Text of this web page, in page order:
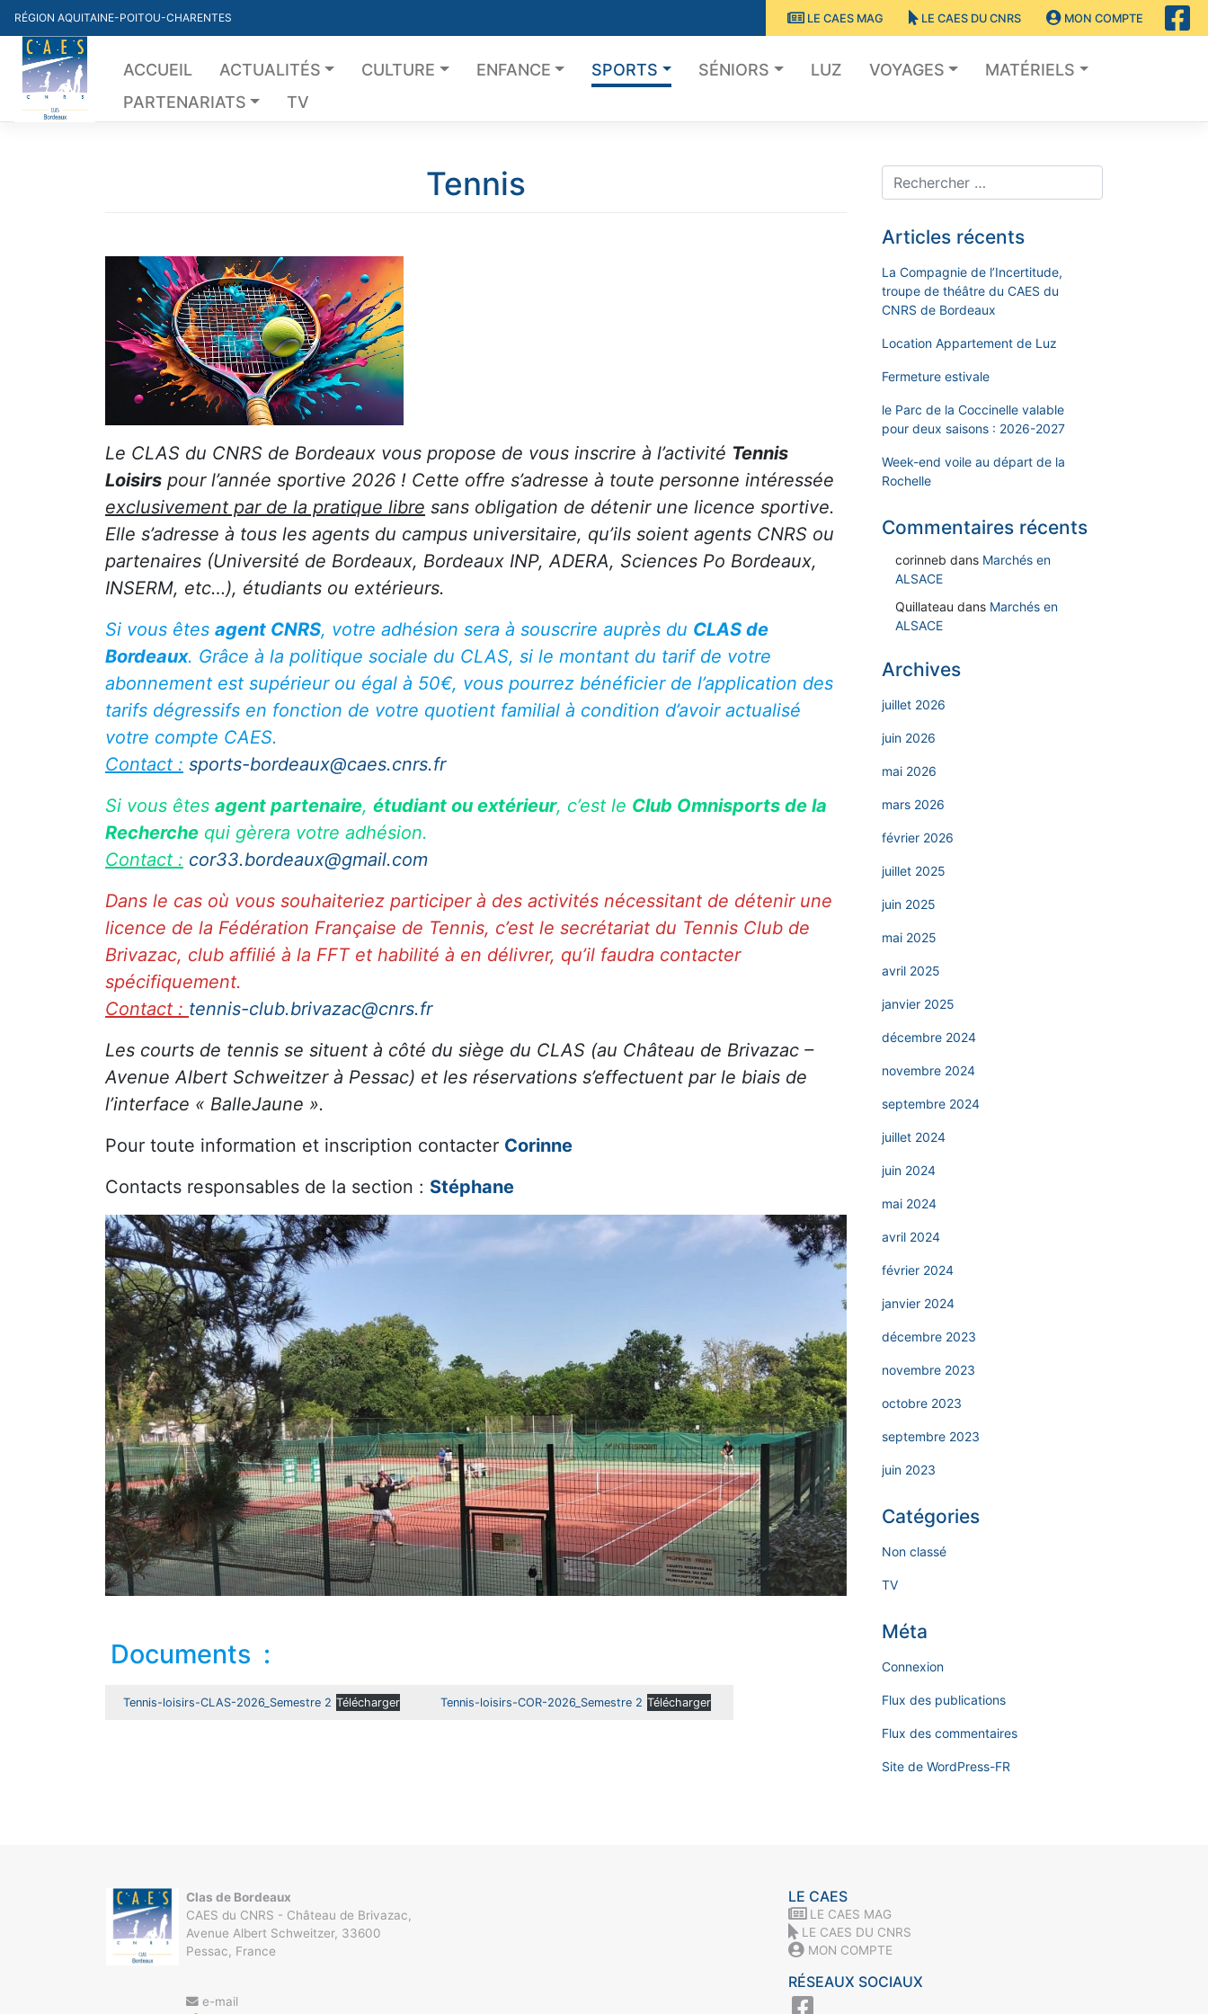
Skip
to
content
RÉGION AQUITAINE-POITOU-CHARENTES LE CAES MAG LE CAES DU CNRS MON COMPTE
ACCUEIL ACTUALITÉS CULTURE ENFANCE SPORTS SÉNIORS LUZ VOYAGES
MATÉRIELS
PARTENARIATS
TV
Tennis
Le CLAS du CNRS de Bordeaux vous propose de vous inscrire à l’activité Tennis
Loisirs pour l’année sportive 2026 ! Cette offre s’adresse à toute personne intéressée
exclusivement par de la pratique libre sans obligation de détenir une licence sportive.
Elle s’adresse à tous les agents du campus universitaire, qu’ils soient agents CNRS ou
partenaires (Université de Bordeaux, Bordeaux INP, ADERA, Sciences Po Bordeaux,
INSERM, etc…), étudiants ou extérieurs.
Si vous êtes agent CNRS, votre adhésion sera à souscrire auprès du CLAS de
Bordeaux. Grâce à la politique sociale du CLAS, si le montant du tarif de votre
abonnement est supérieur ou égal à 50€, vous pourrez bénéficier de l’application des
tarifs dégressifs en fonction de votre quotient familial à condition d’avoir actualisé
votre compte CAES.
Contact : sports-bordeaux@caes.cnrs.fr
Si vous êtes agent partenaire, étudiant ou extérieur, c’est le Club Omnisports de la
Recherche qui gèrera votre adhésion.
Contact : cor33.bordeaux@gmail.com
Dans le cas où vous souhaiteriez participer à des activités nécessitant de détenir une
licence de la Fédération Française de Tennis, c’est le secrétariat du Tennis Club de
Brivazac, club affilié à la FFT et habilité à en délivrer, qu’il faudra contacter
spécifiquement.
Contact : tennis-club.brivazac@cnrs.fr
Les courts de tennis se situent à côté du siège du CLAS (au Château de Brivazac –
Avenue Albert Schweitzer à Pessac) et les réservations s’effectuent par le biais de
l’interface « BalleJaune ».
Pour toute information et inscription contacter Corinne
Contacts responsables de la section : Stéphane
Documents :
Tennis-loisirs-CLAS-2026_Semestre 2 Télécharger Tennis-loisirs-COR-2026_Semestre 2 Télécharger
Articles récents
La Compagnie de l’Incertitude,
troupe de théâtre du CAES du
CNRS de Bordeaux
Location Appartement de Luz
Fermeture estivale
le Parc de la Coccinelle valable
pour deux saisons : 2026-2027
Week-end voile au départ de la
Rochelle
Commentaires récents
corinneb dans Marchés en
ALSACE
Quillateau dans Marchés en
ALSACE
Archives
juillet 2026
juin 2026
mai 2026
mars 2026
février 2026
juillet 2025
juin 2025
mai 2025
avril 2025
janvier 2025
décembre 2024
novembre 2024
septembre 2024
juillet 2024
juin 2024
mai 2024
avril 2024
février 2024
janvier 2024
décembre 2023
novembre 2023
octobre 2023
septembre 2023
juin 2023
Catégories
Non classé
TV
Méta
Connexion
Flux des publications
Flux des commentaires
Site de WordPress-FR
Clas de Bordeaux
CAES du CNRS - Château de Brivazac,
Avenue Albert Schweitzer, 33600
Pessac, France
e-mail
LE CAES
LE CAES MAG
LE CAES DU CNRS
MON COMPTE
RÉSEAUX SOCIAUX